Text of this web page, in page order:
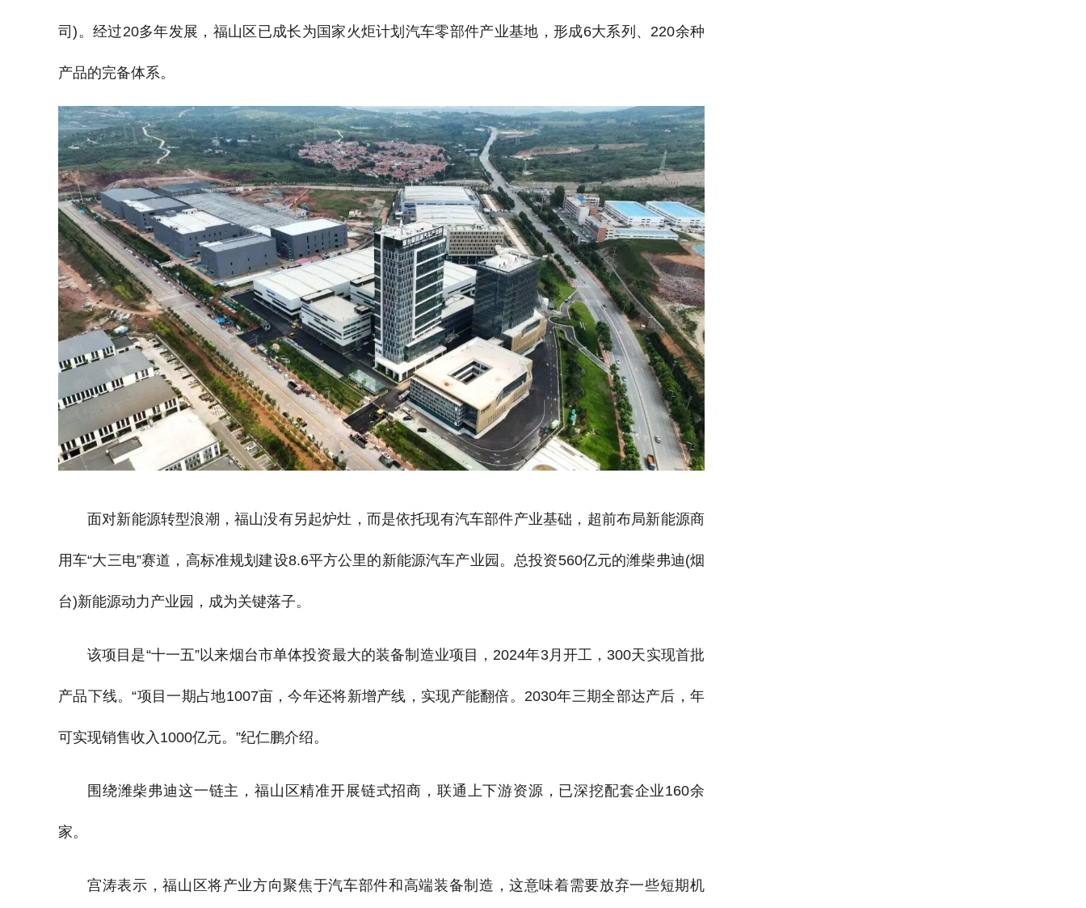
司)。经过20多年发展，福山区已成长为国家火炬计划汽车零部件产业基地，形成6大系列、220余种
产品的完备体系。
面对新能源转型浪潮，福山没有另起炉灶，而是依托现有汽车部件产业基础，超前布局新能源商
用车“大三电”赛道，高标准规划建设8.6平方公里的新能源汽车产业园。总投资560亿元的潍柴弗迪(烟
台)新能源动力产业园，成为关键落子。
该项目是“十一五”以来烟台市单体投资最大的装备制造业项目，2024年3月开工，300天实现首批
产品下线。“项目一期占地1007亩，今年还将新增产线，实现产能翻倍。2030年三期全部达产后，年
可实现销售收入1000亿元。”纪仁鹏介绍。
围绕潍柴弗迪这一链主，福山区精准开展链式招商，联通上下游资源，已深挖配套企业160余
家。
宫涛表示，福山区将产业方向聚焦于汽车部件和高端装备制造，这意味着需要放弃一些短期机